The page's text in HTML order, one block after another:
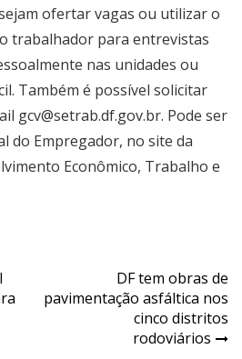
ofertar vagas ou utilizar o
trabalhador para entrevistas
nas unidades ou
Também é possível solicitar
gcv@setrab.df.gov.br. Pode ser
do Empregador, no site da
Econômico, Trabalho e
DF tem obras de
pavimentação asfáltica nos
cinco distritos
rodoviários